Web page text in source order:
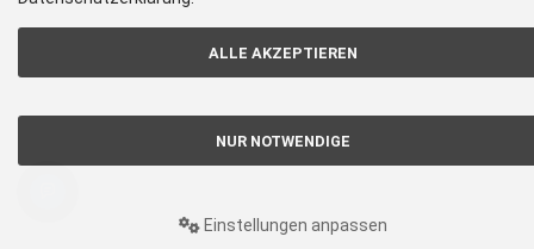
ALLE AKZEPTIEREN
NUR NOTWENDIGE
Einstellungen anpassen